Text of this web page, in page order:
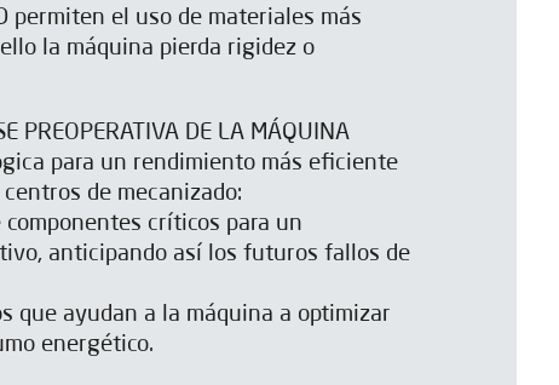
permiten el uso de materiales más
la máquina pierda rigidez o
PREOPERATIVA DE LA MÁQUINA
para un rendimiento más eficiente
de mecanizado:
componentes críticos para un
anticipando así los futuros fallos de
que ayudan a la máquina a optimizar
energético.